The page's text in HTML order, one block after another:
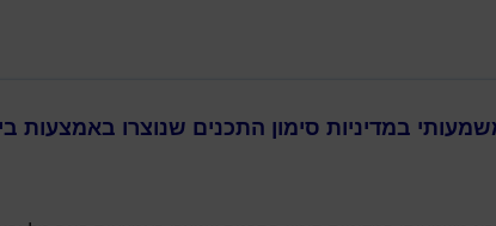
במדיניות סימון התכנים שנוצרו באמצעות